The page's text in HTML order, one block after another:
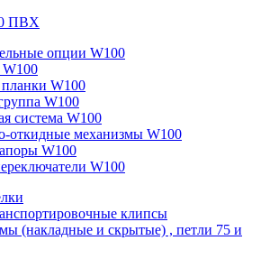
ПВХ
опции W100
W100
W100
система W100
откидные механизмы W100
W100
W100
клипсы
(накладные и скрытые) , петли 75 и